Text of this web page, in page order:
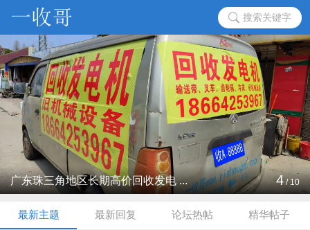
搜索关键字
广东珠三角地区长期高价回收发电 ... 4/10
最新主题 最新回复 论坛热帖 精华帖子